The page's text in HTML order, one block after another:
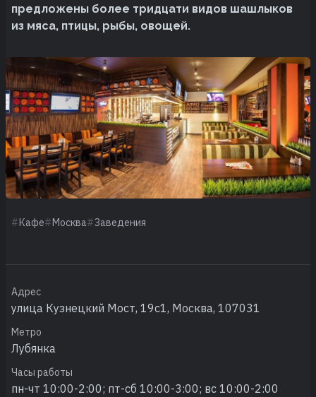
предложены более тридцати видов шашлыков
из мяса, птицы, рыбы, овощей.
Кафе Москва Заведения
Адрес
улица Кузнецкий Мост, 19с1, Москва, 107031
Метро
Лубянка
Часы работы
пн-чт 10:00-2:00; пт-сб 10:00-3:00; вс 10:00-2:00